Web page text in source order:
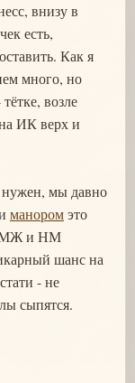
внизу в
есть,
Как я
много, но
возле
ИК верх и
мы давно
маноромэто
МЖ и НМ
шанс на
- не
сыпятся.